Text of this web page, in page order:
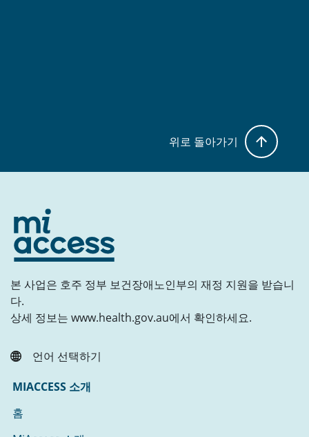
위로 돌아가기
본 사업은 호주 정부 보건장애노인부의 재정 지원을 받습니
다.
상세 정보는 www.health.gov.au에서 확인하세요.
언어 선택하기
MIACCESS 소개
홈